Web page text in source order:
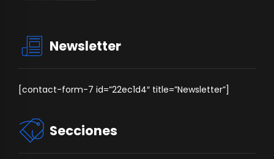
Newsletter
[contact-form-7 id=”22ec1d4″ title=”Newsletter”]
Secciones